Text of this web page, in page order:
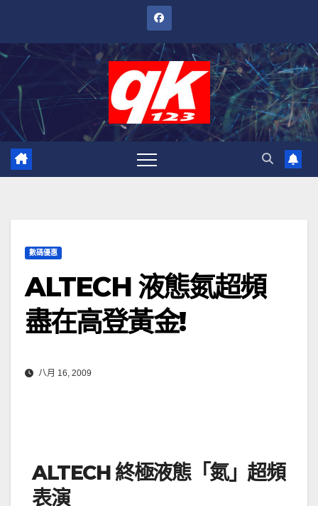
內
數碼優惠
ALTECH 液態氮超頻
盡在高登黃金!
八月 16, 2009
ALTECH 終極液態「氮」超頻
表演